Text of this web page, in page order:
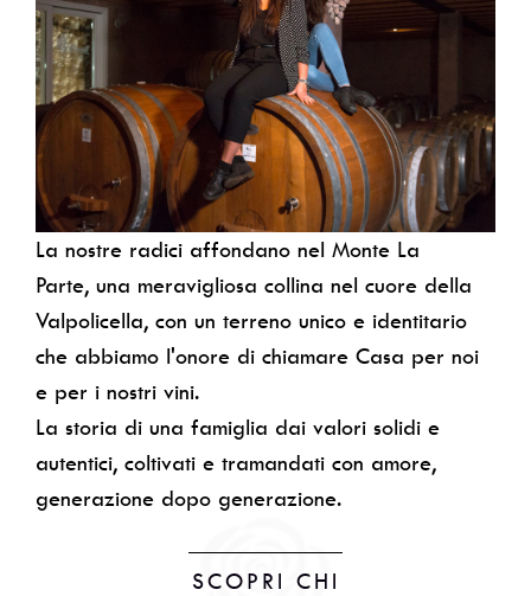
La nostre radici affondano nel Monte La
Parte, una meravigliosa collina nel cuore della
Valpolicella, con un terreno unico e identitario
che abbiamo l'onore di chiamare Casa per noi
e per i nostri vini.
La storia di una famiglia dai valori solidi e
autentici, coltivati e tramandati con amore,
generazione dopo generazione.
SCOPRI CHI